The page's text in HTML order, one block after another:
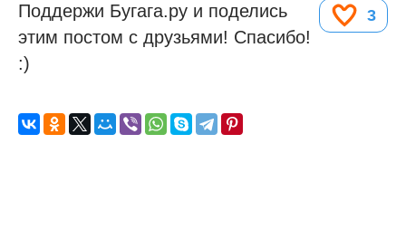
3
Поддержи Бугага.ру и поделись
этим постом с друзьями! Спасибо!
:)